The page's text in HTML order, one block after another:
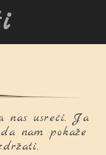
nas usreći. Ja
nam pokaže